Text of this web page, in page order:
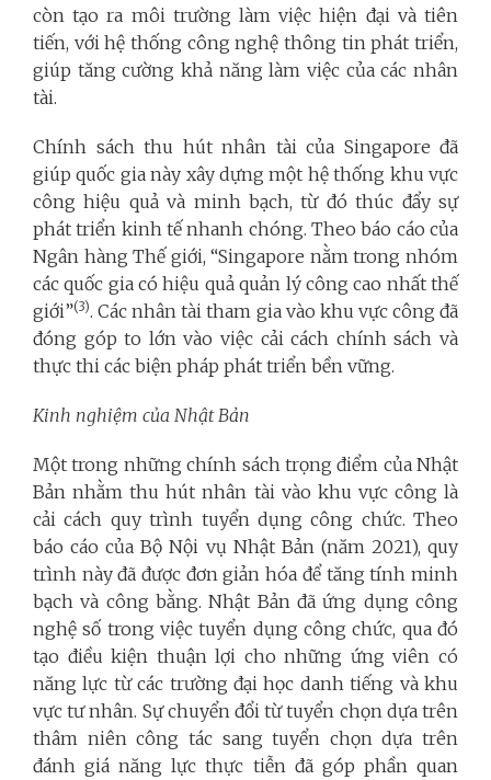
còn tạo ra môi trường làm việc hiện đại và tiên
tiến, với hệ thống công nghệ thông tin phát triển,
giúp tăng cường khả năng làm việc của các nhân
tài.
Chính sách thu hút nhân tài của Singapore đã
giúp quốc gia này xây dựng một hệ thống khu vực
công hiệu quả và minh bạch, từ đó thúc đẩy sự
phát triển kinh tế nhanh chóng. Theo báo cáo của
Ngân hàng Thế giới, “Singapore nằm trong nhóm
các quốc gia có hiệu quả quản lý công cao nhất thế
giới”(3). Các nhân tài tham gia vào khu vực công đã
đóng góp to lớn vào việc cải cách chính sách và
thực thi các biện pháp phát triển bền vững.
Kinh nghiệm của Nhật Bản
Một trong những chính sách trọng điểm của Nhật
Bản nhằm thu hút nhân tài vào khu vực công là
cải cách quy trình tuyển dụng công chức. Theo
báo cáo của Bộ Nội vụ Nhật Bản (năm 2021), quy
trình này đã được đơn giản hóa để tăng tính minh
bạch và công bằng. Nhật Bản đã ứng dụng công
nghệ số trong việc tuyển dụng công chức, qua đó
tạo điều kiện thuận lợi cho những ứng viên có
năng lực từ các trường đại học danh tiếng và khu
vực tư nhân. Sự chuyển đổi từ tuyển chọn dựa trên
thâm niên công tác sang tuyển chọn dựa trên
đánh giá năng lực thực tiễn đã góp phần quan